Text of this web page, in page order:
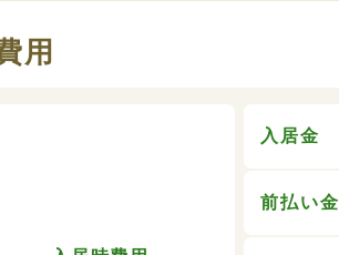
用
入居金
前払い金